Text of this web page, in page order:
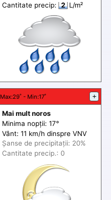
Cantitate precip:
2 L/m²
Max:29˚ - Min:17˚ +
Mai mult noros
Minima nopții: 17°
Vânt: 11 km/h dinspre VNV
Șanse de precipitații: 20%
Cantitate precip.: 0